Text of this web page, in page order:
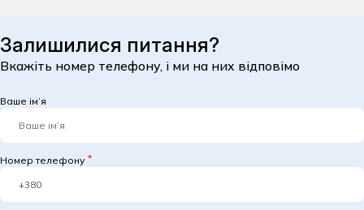
Залишилися питання?
Вкажіть номер телефону, і ми на них відповімо
Ваше ім’я
Номер телефону